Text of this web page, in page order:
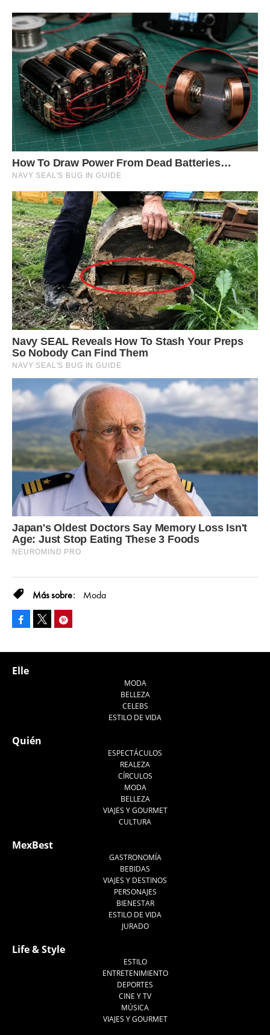
Moda
Facebook
Elle
MODA
BELLEZA
CELEBS
ESTILO DE VIDA
Quién
ESPECTÁCULOS
REALEZA
CÍRCULOS
MODA
BELLEZA
VIAJES Y GOURMET
CULTURA
MexBest
GASTRONOMÍA
BEBIDAS
VIAJES Y DESTINOS
PERSONAJES
BIENESTAR
ESTILO DE VIDA
JURADO
Life & Style
ESTILO
ENTRETENIMIENTO
DEPORTES
CINE Y TV
MÚSICA
VIAJES Y GOURMET